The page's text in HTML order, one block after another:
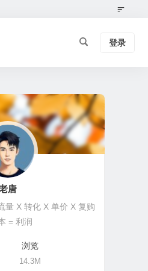
登录
唐
量 X 转化 X 单价 X 复购
= 利润
浏览
14.3M